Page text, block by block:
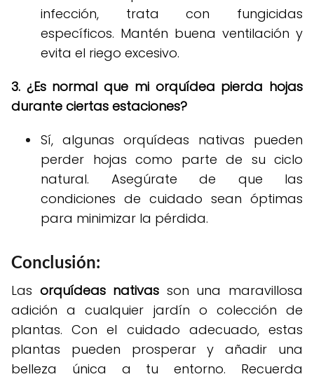
infección, trata con fungicidas
específicos. Mantén buena ventilación y
evita el riego excesivo.
3. ¿Es normal que mi orquídea pierda hojas
durante ciertas estaciones?
Sí, algunas orquídeas nativas pueden
perder hojas como parte de su ciclo
natural. Asegúrate de que las
condiciones de cuidado sean óptimas
para minimizar la pérdida.
Conclusión:
Las orquídeas nativas son una maravillosa
adición a cualquier jardín o colección de
plantas. Con el cuidado adecuado, estas
plantas pueden prosperar y añadir una
belleza única a tu entorno. Recuerda